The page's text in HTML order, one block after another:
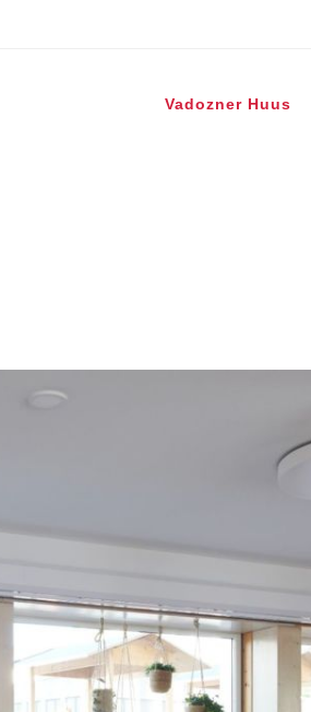
Vadozner Huus